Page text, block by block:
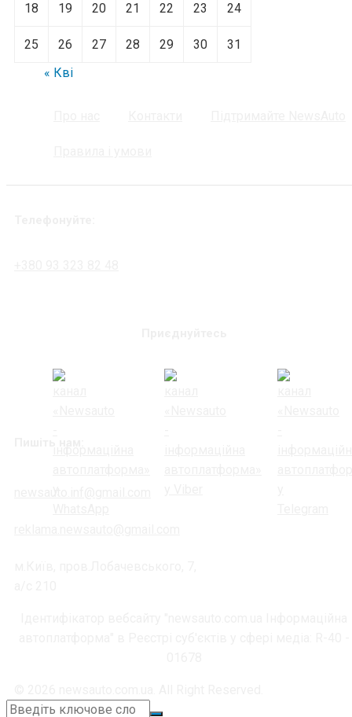
18 19 20 21 22 23 24
25 26 27 28 29 30
31
« Кві